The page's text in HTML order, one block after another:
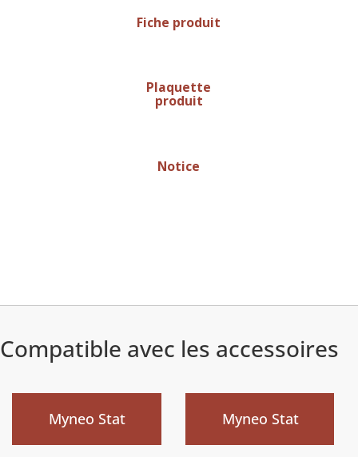
Fiche produit
Plaquette
produit
Notice
Compatible avec les accessoires
Myneo Stat Myneo Stat
Nouveau Nouveau